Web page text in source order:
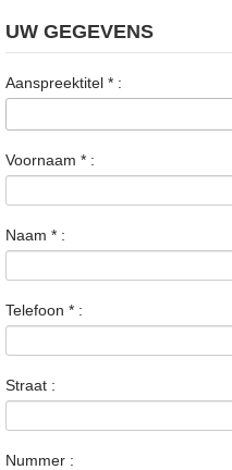
UW GEGEVENS
Aanspreektitel * :
Voornaam * :
Naam * :
Telefoon * :
Straat :
Nummer :